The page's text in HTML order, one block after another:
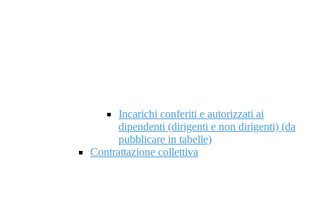
Incarichi conferiti e autorizzati ai
dipendenti (dirigenti e non dirigenti) (da
pubblicare in tabelle)
Contrattazione collettiva